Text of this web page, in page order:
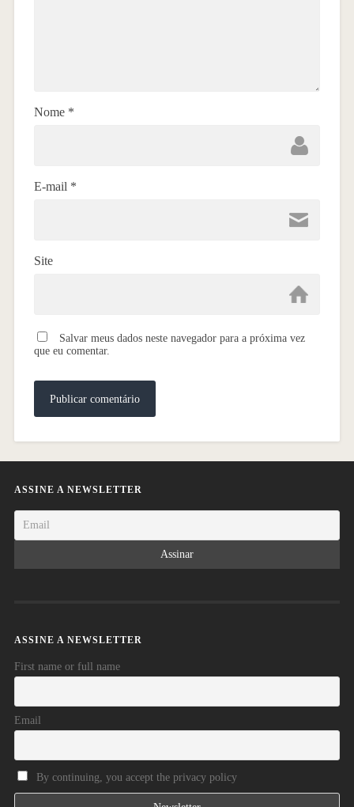
Nome *
E-mail *
Site
Salvar meus dados neste navegador para a próxima vez
que eu comentar.
ASSINE A NEWSLETTER
ASSINE A NEWSLETTER
First name or full name
Email
By continuing, you accept the privacy policy